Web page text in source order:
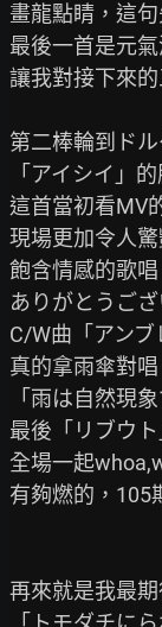
畫龍點睛，這
最後一首是元
讓我對接下來
第二棒輪到ドル
「アイシイ」
這首當初看MV
現場更加令人驚
飽含情感的歌
ありがとうご
C/W曲「アンブ
真的拿雨傘對
「雨は自然現象
最後「リブウト
全場一起
有夠燃的，105
再來就是我最